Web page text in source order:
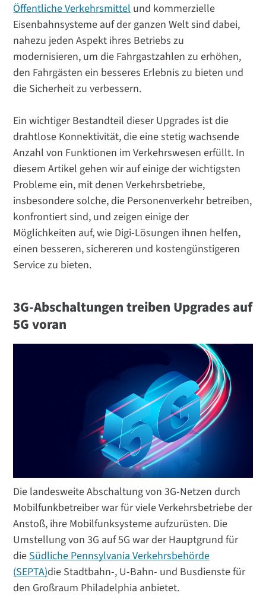
Öffentliche Verkehrsmittel und kommerzielle
Eisenbahnsysteme auf der ganzen Welt sind dabei,
nahezu jeden Aspekt ihres Betriebs zu
modernisieren, um die Fahrgastzahlen zu erhöhen,
den Fahrgästen ein besseres Erlebnis zu bieten und
die Sicherheit zu verbessern.
Ein wichtiger Bestandteil dieser Upgrades ist die
drahtlose Konnektivität, die eine stetig wachsende
Anzahl von Funktionen im Verkehrswesen erfüllt. In
diesem Artikel gehen wir auf einige der wichtigsten
Probleme ein, mit denen Verkehrsbetriebe,
insbesondere solche, die Personenverkehr betreiben,
konfrontiert sind, und zeigen einige der
Möglichkeiten auf, wie Digi-Lösungen ihnen helfen,
einen besseren, sichereren und kostengünstigeren
Service zu bieten.
3G-Abschaltungen treiben Upgrades auf
5G voran
Die landesweite Abschaltung von 3G-Netzen durch
Mobilfunkbetreiber war für viele Verkehrsbetriebe der
Anstoß, ihre Mobilfunksysteme aufzurüsten. Die
Umstellung von 3G auf 5G war der Hauptgrund für
dieSüdliche Pennsylvania Verkehrsbehörde
(SEPTA)die Stadtbahn-, U-Bahn- und Busdienste für
den Großraum Philadelphia anbietet.